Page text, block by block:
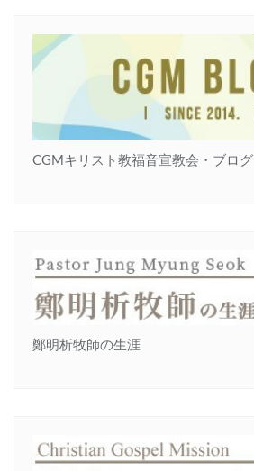
CGMキリスト教福音宣教会・ブログ
鄭明析牧師の生涯